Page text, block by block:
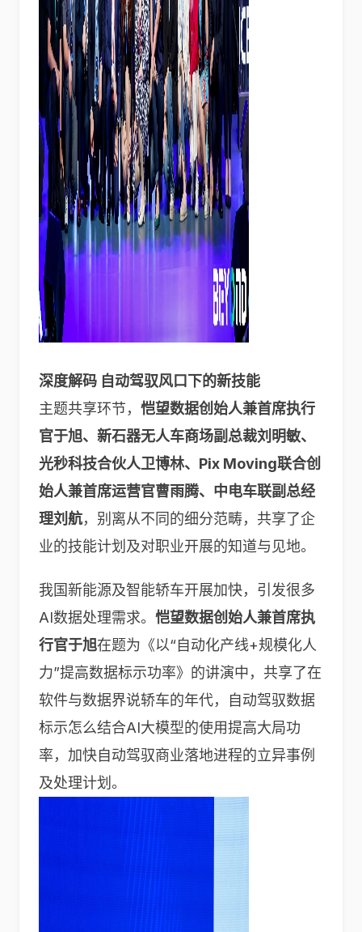
深度解码 自动驾驭风口下的新技能
主题共享环节， 恺望数据创始人兼首席执行
官于旭、新石器无人车商场副总裁刘明敏、
光秒科技合伙人卫博林、Pix Moving联合创
始人兼首席运营官曹雨腾、中电车联副总经
理刘航，别离从不同的细分范畴，共享了企
业的技能计划及对职业开展的知道与见地。
我国新能源及智能轿车开展加快，引发很多
AI数据处理需求。 恺望数据创始人兼首席执
行官于旭在题为《以“自动化产线+规模化人
力”提高数据标示功率》的讲演中，共享了在
软件与数据界说轿车的年代，自动驾驭数据
标示怎么结合AI大模型的使用提高大局功
率，加快自动驾驭商业落地进程的立异事例
及处理计划。